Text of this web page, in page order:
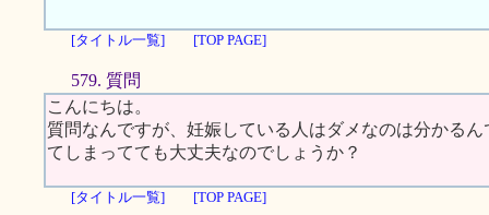
[タイトル一覧] [TOP PAGE]
579. 質問
こんにちは。
質問なんですが、妊娠している人はダメなのは分かる
てしまってても大丈夫なのでしょうか？
[タイトル一覧] [TOP PAGE]